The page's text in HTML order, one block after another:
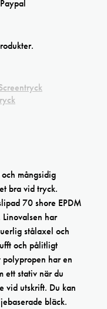
mångsidig
bra vid tryck.
70 shore EPDM
har
stålaxel och
och pålitligt
polypropen har en
ett stativ när du
vid utskrift. Du kan
bläck.